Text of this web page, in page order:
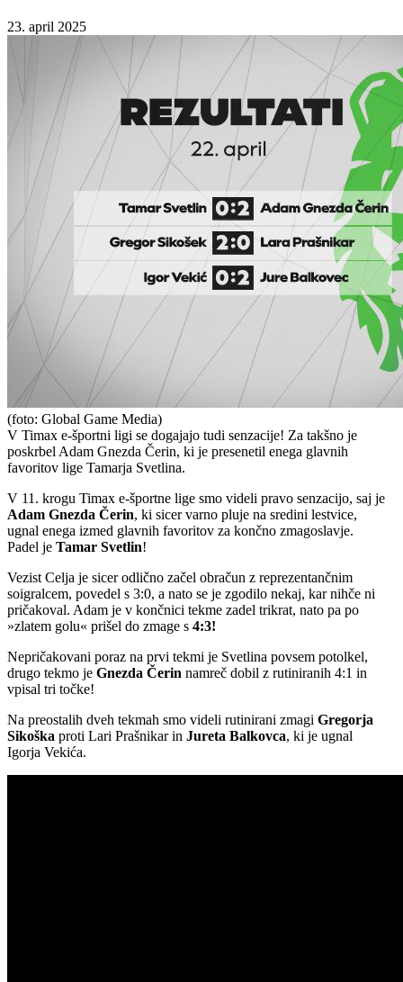
23. april 2025
(foto: Global Game Media)
V Timax e-športni ligi se dogajajo tudi senzacije! Za takšno je
poskrbel Adam Gnezda Čerin, ki je presenetil enega glavnih
favoritov lige Tamarja Svetlina.
V 11. krogu Timax e-športne lige smo videli pravo senzacijo, saj je
Adam Gnezda Čerin, ki sicer varno pluje na sredini lestvice,
ugnal enega izmed glavnih favoritov za končno zmagoslavje.
Padel je Tamar Svetlin!
Vezist Celja je sicer odlično začel obračun z reprezentančnim
soigralcem, povedel s 3:0, a nato se je zgodilo nekaj, kar nihče ni
pričakoval. Adam je v končnici tekme zadel trikrat, nato pa po
»zlatem golu« prišel do zmage s 4:3!
Nepričakovani poraz na prvi tekmi je Svetlina povsem potolkel,
drugo tekmo je Gnezda Čerin namreč dobil z rutiniranih 4:1 in
vpisal tri točke!
Na preostalih dveh tekmah smo videli rutinirani zmagi Gregorja
Sikoška proti Lari Prašnikar in Jureta Balkovca, ki je ugnal
Igorja Vekića.